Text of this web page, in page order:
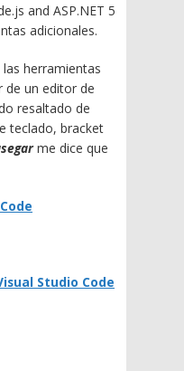
and ASP.NET 5
adicionales.
herramientas
de un editor de
resaltado de
teclado, bracket
me dice que
Studio Code